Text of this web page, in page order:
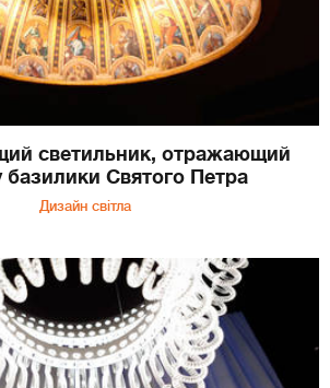
светильник, отражающий
базилики Святого Петра
Дизайн світла